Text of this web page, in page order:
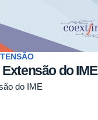
do IME
do IME